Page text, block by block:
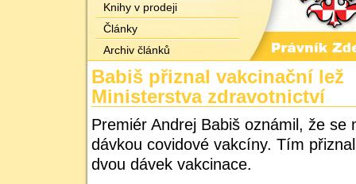
Knihy v prodeji
Články
Archiv článků
Babiš přiznal vakcinační lež
Ministerstva zdravotnictví
Premiér Andrej Babiš oznámil, že se
dávkou covidové vakcíny. Tím
dvou dávek vakcinace.